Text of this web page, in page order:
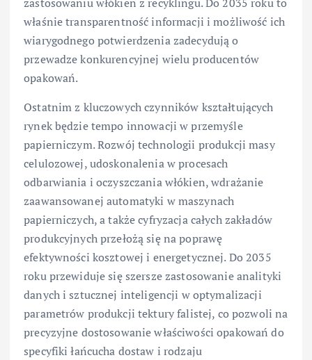
zastosowaniu włókien z recyklingu. Do 2035 roku to
właśnie transparentność informacji i możliwość ich
wiarygodnego potwierdzenia zadecydują o
przewadze konkurencyjnej wielu producentów
opakowań.
Ostatnim z kluczowych czynników kształtujących
rynek będzie tempo innowacji w przemyśle
papierniczym. Rozwój technologii produkcji masy
celulozowej, udoskonalenia w procesach
odbarwiania i oczyszczania włókien, wdrażanie
zaawansowanej automatyki w maszynach
papierniczych, a także cyfryzacja całych zakładów
produkcyjnych przełożą się na poprawę
efektywności kosztowej i energetycznej. Do 2035
roku przewiduje się szersze zastosowanie analityki
danych i sztucznej inteligencji w optymalizacji
parametrów produkcji tektury falistej, co pozwoli na
precyzyjne dostosowanie właściwości opakowań do
specyfiki łańcucha dostaw i rodzaju